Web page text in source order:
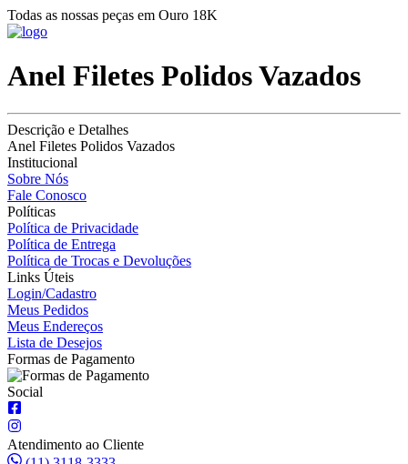
Todas as nossas peças em Ouro 18K
Anel Filetes Polidos Vazados
Descrição e Detalhes
Anel Filetes Polidos Vazados
Institucional
Sobre Nós
Fale Conosco
Políticas
Política de Privacidade
Política de Entrega
Política de Trocas e Devoluções
Links Úteis
Login/Cadastro
Meus Pedidos
Meus Endereços
Lista de Desejos
Formas de Pagamento
Social
Atendimento ao Cliente